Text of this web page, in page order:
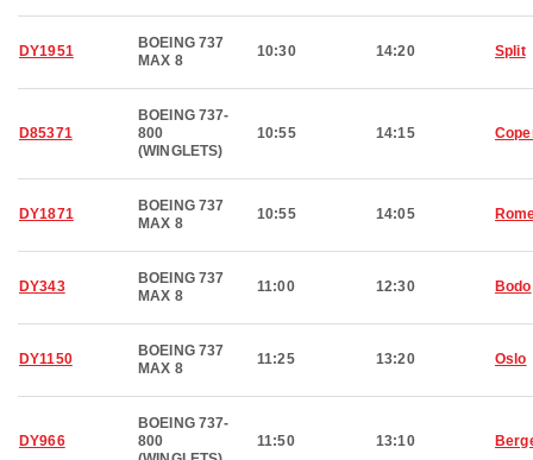
DY1951
BOEING 737
MAX 8
10:30 14:20 Split
D85371
BOEING 737-
800
(WINGLETS)
10:55 14:15
DY1871
BOEING 737
MAX 8
10:55 14:05
DY343
BOEING 737
MAX 8
11:00 12:30 Bodo
DY1150
BOEING 737
MAX 8
11:25 13:20 Oslo
DY966
BOEING 737-
800
11:50 13:10